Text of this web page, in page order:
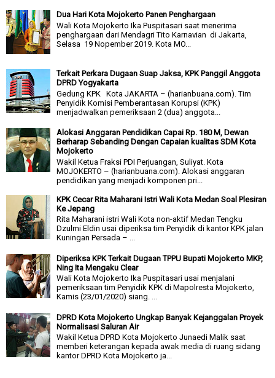
Dua Hari Kota Mojokerto Panen Penghargaan
Wali Kota Mojokerto Ika Puspitasari saat menerima
penghargaan dari Mendagri Tito Karnavian di Jakarta,
Selasa 19 Nopember 2019. Kota MO...
Terkait Perkara Dugaan Suap Jaksa, KPK Panggil Anggota
DPRD Yogyakarta
Gedung KPK Kota JAKARTA – (harianbuana.com). Tim
Penyidik Komisi Pemberantasan Korupsi (KPK)
menjadwalkan pemeriksaan 2 (dua) anggota...
Alokasi Anggaran Pendidikan Capai Rp. 180 M, Dewan
Berharap Sebanding Dengan Capaian kualitas SDM Kota
Mojokerto
Wakil Ketua Fraksi PDI Perjuangan, Suliyat. Kota
MOJOKERTO – (harianbuana.com). Alokasi anggaran
pendidikan yang menjadi komponen pri...
KPK Cecar Rita Maharani Istri Wali Kota Medan Soal Plesiran
Ke Jepang
Rita Maharani istri Wali Kota non-aktif Medan Tengku
Dzulmi Eldin usai diperiksa tim Penyidik di kantor KPK jalan
Kuningan Persada – ...
Diperiksa KPK Terkait Dugaan TPPU Bupati Mojokerto MKP,
Ning Ita Mengaku Clear
Wali Kota Mojokerto Ika Puspitasari usai menjalani
pemeriksaan tim Penyidik KPK di Mapolresta Mojokerto,
Kamis (23/01/2020) siang. ...
DPRD Kota Mojokerto Ungkap Banyak Kejanggalan Proyek
Normalisasi Saluran Air
Wakil Ketua DPRD Kota Mojokerto Junaedi Malik saat
memberi keterangan kepada awak media di ruang sidang
kantor DPRD Kota Mojokerto ja...